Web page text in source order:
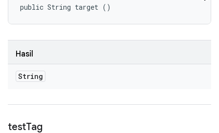
public String target ()
Hasil
String
testTag